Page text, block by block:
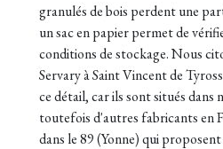
granulés de bois perdent une
un sac en papier permet de
conditions de stockage. Nous
Servary à Saint Vincent de
ce détail, car ils sont situés dans
toutefois d'autres fabricants en
dans le 89 (Yonne) qui proposent